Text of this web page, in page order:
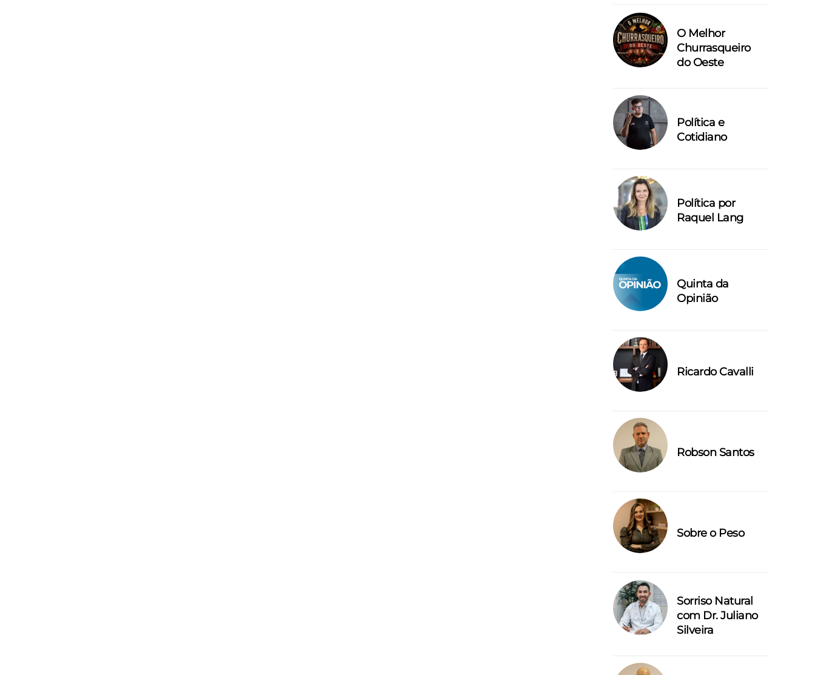
O Melhor
Churrasqueiro
do Oeste
Política e
Cotidiano
Política por
Raquel Lang
Quinta da
Opinião
Ricardo Cavalli
Robson Santos
Sobre o Peso
Sorriso Natural
com Dr. Juliano
Silveira